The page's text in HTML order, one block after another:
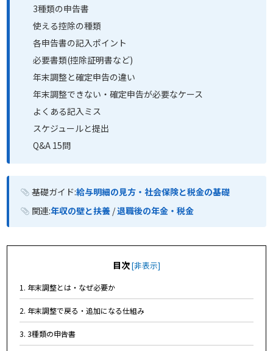
3種類の申告書
使える控除の種類
各申告書の記入ポイント
必要書類(控除証明書など)
年末調整と確定申告の違い
年末調整できない・確定申告が必要なケース
よくある記入ミス
スケジュールと提出
Q&A 15問
基礎ガイド:給与明細の見方・社会保険と税金の基礎
関連:年収の壁と扶養 /退職後の年金・税金
目次[非表示]
1. 年末調整とは・なぜ必要か
2. 年末調整で戻る・追加になる仕組み
3. 3種類の申告書